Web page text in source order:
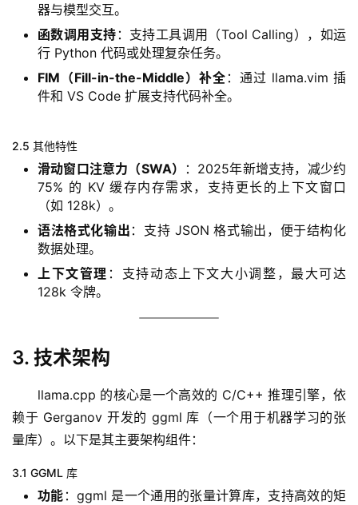
梦
熵
绘
字
器与模型交互。
函数调用支持 ：支持工具调用（Tool Calling），如运
行 Python 代码或处理复杂任务。
FIM（Fill-in-the-Middle）补全 ：通过 llama.vim 插
件和 VS Code 扩展支持代码补全。
2.5 其他特性
滑动窗口注意力（SWA）
：2025年新增支持，减少约
75% 的 KV 缓存内存需求，支持更长的上下文窗口
（如 128k）。
语法格式化输出 ：支持 JSON 格式输出，便于结构化
数据处理。
上下文管理 ：支持动态上下文大小调整，最大可达
128k 令牌。
3. 技术架构
llama.cpp 的核心是一个高效的 C/C++ 推理引擎，依
赖于 Gerganov 开发的 ggml 库（一个用于机器学习的张
量库）。以下是其主要架构组件：
3.1 GGML 库
功能 ：ggml 是一个通用的张量计算库，支持高效的矩